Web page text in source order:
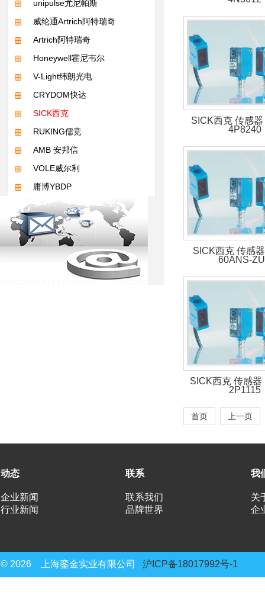
unipulse尤尼帕斯
威纶通Artrich阿特瑞奇
Artrich阿特瑞奇
Honeywell霍尼韦尔
V-Light纬朗光电
CRYDOM快达
SICK西克
RUKING儒竞
AMB 安邦信
VOLE威尔利
庸博YBDP
SICK西克 传感
4P8240
SICK西克 传感
60ANS-
SICK西克 传感器
2P1115
首页 上一页
动态 联系 我
企业新闻
行业新闻
联系我们
品牌世界
关
企
© 2026 上海銮金实业有限公司 沪ICP备18017992号-1